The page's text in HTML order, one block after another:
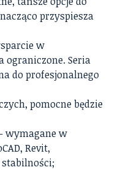
przyspiesza
w
ograniczone. Seria
do profesjonalnego
pomocne będzie
wymagane w
Revit,